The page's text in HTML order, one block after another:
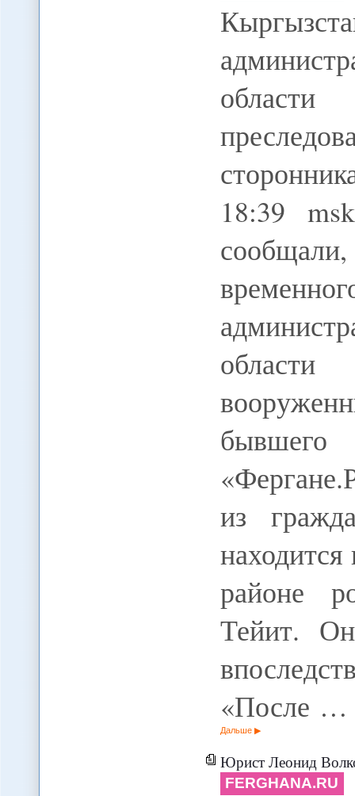
18:39
из
районе
Тейит.
«После …
Дальше
Юрист Леонид Волков:
FERGHANA.RU